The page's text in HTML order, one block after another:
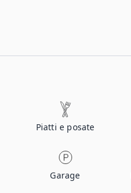
Piatti e posate
Garage